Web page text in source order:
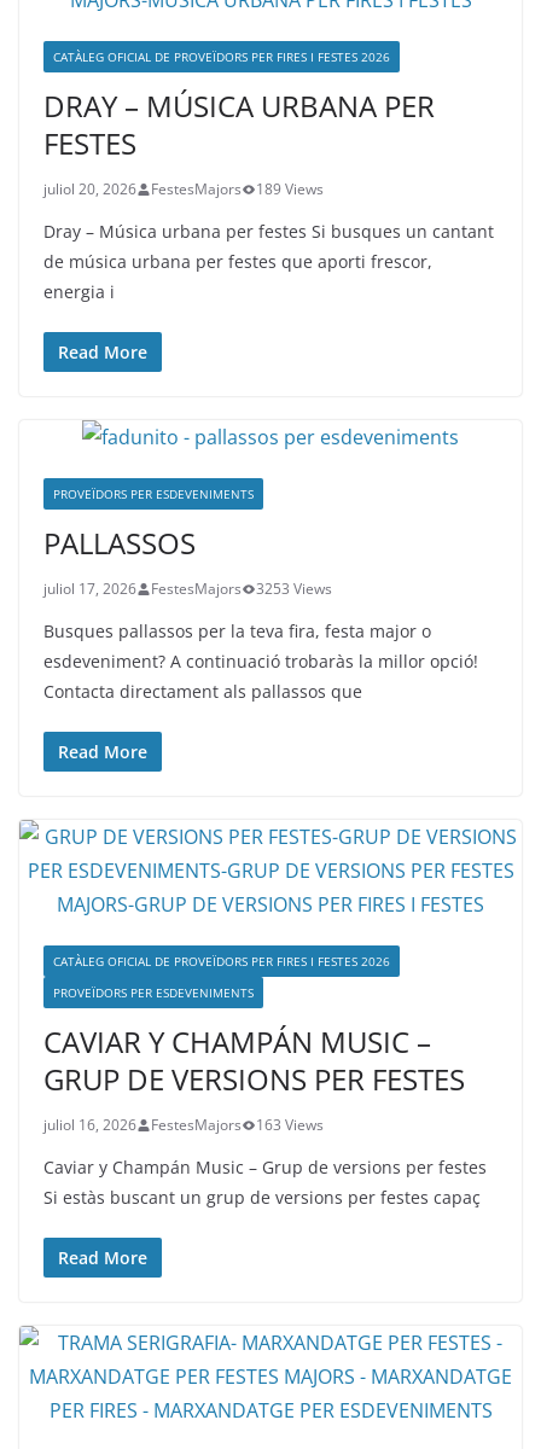
CATÀLEG OFICIAL DE PROVEÏDORS PER FIRES I FESTES 2026
DRAY – MÚSICA URBANA PER
FESTES
juliol 20, 2026 FestesMajors 189 Views
Dray – Música urbana per festes Si busques un cantant
de música urbana per festes que aporti frescor,
energia i
Read More
PROVEÏDORS PER ESDEVENIMENTS
PALLASSOS
juliol 17, 2026 FestesMajors 3253 Views
Busques pallassos per la teva fira, festa major o
esdeveniment? A continuació trobaràs la millor opció!
Contacta directament als pallassos que
Read More
CATÀLEG OFICIAL DE PROVEÏDORS PER FIRES I FESTES 2026
PROVEÏDORS PER ESDEVENIMENTS
CAVIAR Y CHAMPÁN MUSIC –
GRUP DE VERSIONS PER FESTES
juliol 16, 2026 FestesMajors 163 Views
Caviar y Champán Music – Grup de versions per festes
Si estàs buscant un grup de versions per festes capaç
Read More